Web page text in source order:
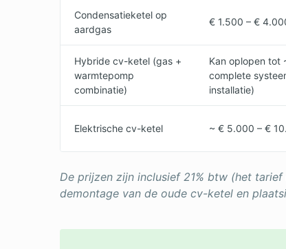
Condensatieketel op
aardgas
€ 1.500 – €
Hybride cv-ketel (gas +
warmtepomp
combinatie)
Kan oplopen tot
complete
installatie)
Elektrische cv-ketel ~ € 5.000 – €
De prijzen zijn inclusief 21% btw (het
demontage van de oude cv-ketel en